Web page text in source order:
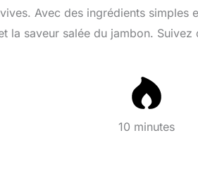
Avec des ingrédients
la saveur salée du jambon.
10 minutes